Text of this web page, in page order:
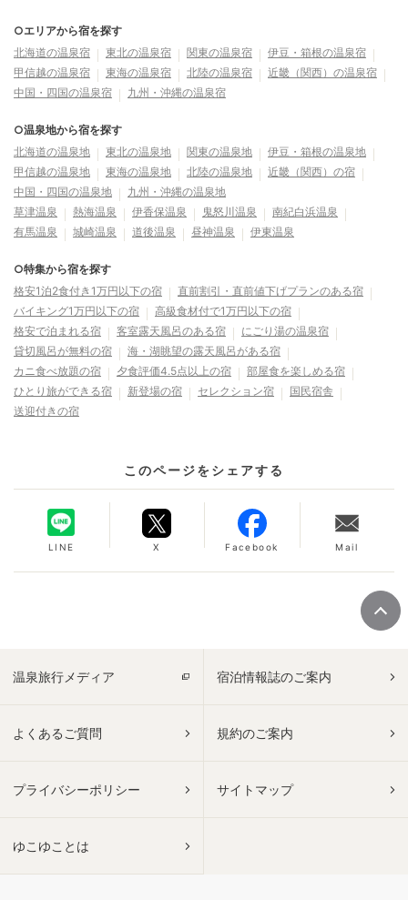
○エリアから宿を探す
北海道の温泉宿
東北の温泉宿 関東の温泉宿
伊豆・箱根の温泉宿
甲信越の温泉宿
東海の温泉宿 北陸の温泉宿
近畿（関西）の温泉宿
中国・四国の温泉宿
九州・沖縄の温泉宿
○温泉地から宿を探す
北海道の温泉地
東北の温泉地 関東の温泉地
伊豆・箱根の温泉地
甲信越の温泉地
東海の温泉地 北陸の温泉地
近畿（関西）の宿
中国・四国の温泉地
九州・沖縄の温泉地
草津温泉
熱海温泉 伊香保温泉 鬼怒川温泉
南紀白浜温泉
有馬温泉
城崎温泉 道後温泉 昼神温泉 伊東温泉
○特集から宿を探す
格安1泊2食付き1万円以下の宿
直前割引・直前値下げプランのある宿
バイキング1万円以下の宿
高級食材付で1万円以下の宿
格安で泊まれる宿
客室露天風呂のある宿
にごり湯の温泉宿
貸切風呂が無料の宿
海・湖眺望の露天風呂がある宿
カニ食べ放題の宿
夕食評価4.5点以上の宿
部屋食を楽しめる宿
ひとり旅ができる宿
新登場の宿 セレクション宿
国民宿舎
送迎付きの宿
このページをシェアする
LINE X Facebook Mail
温泉旅行メディア 宿泊情報誌のご案内
よくあるご質問 規約のご案内
プライバシーポリシー サイトマップ
ゆこゆことは